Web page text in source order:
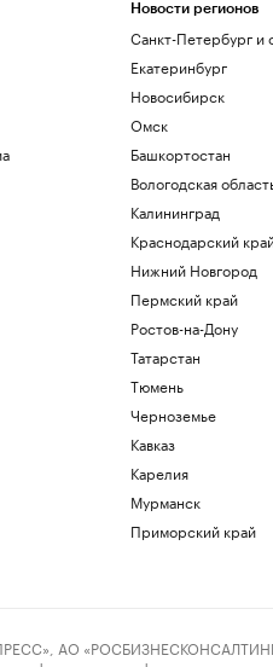
Новости регионов
Санкт-Петербург и
Екатеринбург
Новосибирск
Омск
Башкортостан
Вологодская
Калининград
Краснодарский
Нижний Новгород
Пермский край
Ростов-на-Дону
Татарстан
Тюмень
Черноземье
Кавказ
Карелия
Мурманск
Приморский край
АО «РОСБИЗНЕСКОНСАЛТИНГ»,